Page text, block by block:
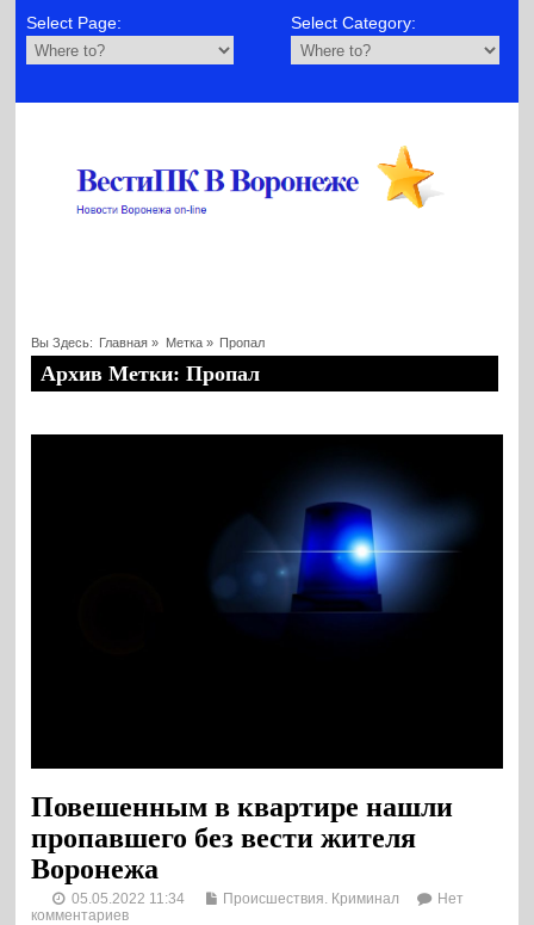
Select Page: Select Category:
Вы Здесь: Главная » Метка » Пропал
Архив Метки: Пропал
Повешенным в квартире нашли
пропавшего без вести жителя
Воронежа
05.05.2022 11:34 Происшествия. Криминал
Нет
комментариев